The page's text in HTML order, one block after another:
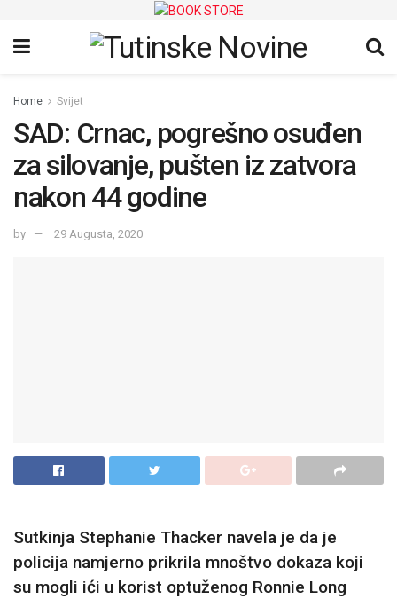
Home Svijet
SAD: Crnac, pogrešno osuđen
za silovanje, pušten iz zatvora
nakon 44 godine
by 29 Augusta, 2020
Sutkinja Stephanie Thacker navela je da je
policija namjerno prikrila mnoštvo dokaza koji
su mogli ići u korist optuženog Ronnie Long